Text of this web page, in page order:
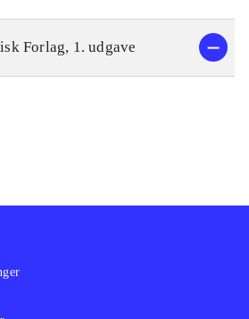
Forlag, 1. udgave